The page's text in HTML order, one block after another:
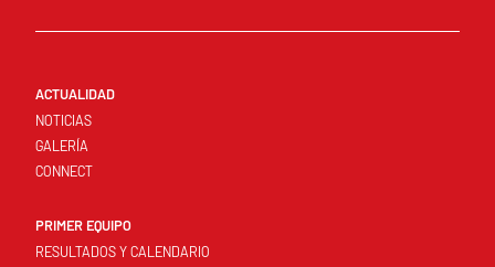
ACTUALIDAD
NOTICIAS
GALERÍA
CONNECT
PRIMER EQUIPO
RESULTADOS Y CALENDARIO